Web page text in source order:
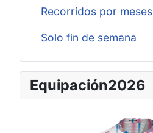
Recorridos por meses
Solo fin de semana
Equipación2026